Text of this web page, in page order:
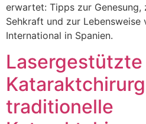
erwartet: Tipps zur Genesung,
Sehkraft und zur Lebensweise
International in Spanien.
Lasergestützte
traditionelle